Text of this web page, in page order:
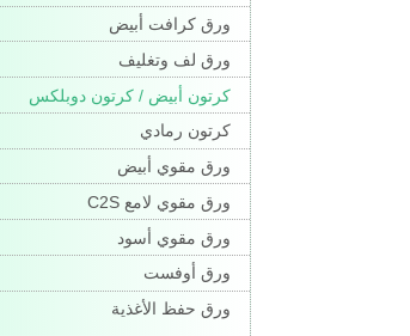
ورق كرافت أبيض
ورق لف وتغليف
كرتون أبيض / كرتون دوبلكس
كرتون رمادي
ورق مقوي أبيض
ورق مقوي لامع C2S
ورق مقوي أسود
ورق أوفست
ورق حفظ الأغذية